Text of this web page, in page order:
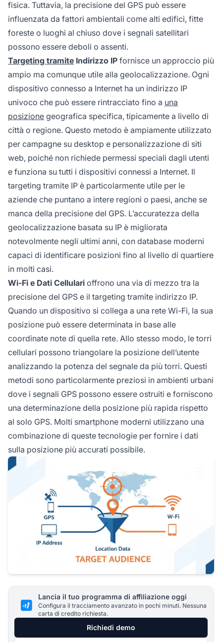
fisica. Tuttavia, la precisione del GPS può essere
influenzata da fattori ambientali come alti edifici, fitte
foreste o luoghi al chiuso dove i segnali satellitari
possono essere deboli o assenti.
Targeting tramite Indirizzo IP fornisce un approccio più
ampio ma comunque utile alla geolocalizzazione. Ogni
dispositivo connesso a Internet ha un indirizzo IP
univoco che può essere rintracciato fino a una
posizione geografica specifica, tipicamente a livello di
città o regione. Questo metodo è ampiamente utilizzato
per campagne su desktop e personalizzazione di siti
web, poiché non richiede permessi speciali dagli utenti
e funziona su tutti i dispositivi connessi a Internet. Il
targeting tramite IP è particolarmente utile per le
aziende che puntano a intere regioni o paesi, anche se
manca della precisione del GPS. L’accuratezza della
geolocalizzazione basata su IP è migliorata
notevolmente negli ultimi anni, con database moderni
capaci di identificare posizioni fino al livello di quartiere
in molti casi.
Wi-Fi e Dati Cellulari offrono una via di mezzo tra la
precisione del GPS e il targeting tramite indirizzo IP.
Quando un dispositivo si collega a una rete Wi-Fi, la sua
posizione può essere determinata in base alle
coordinate note di quella rete. Allo stesso modo, le torri
cellulari possono triangolare la posizione dell’utente
analizzando la potenza del segnale da più torri. Questi
metodi sono particolarmente preziosi in ambienti urbani
dove i segnali GPS possono essere ostruiti e forniscono
una determinazione della posizione più rapida rispetto
al solo GPS. Molti smartphone moderni utilizzano una
combinazione di queste tecnologie per fornire i dati
sulla posizione più accurati possibile.
Lancia il tuo programma di affiliazione oggi
Configura il tracciamento avanzato in pochi minuti. Nessuna
carta di credito richiesta.
Richiedi demo